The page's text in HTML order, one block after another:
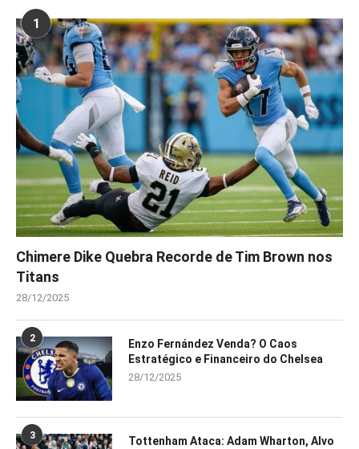
1
Chimere Dike Quebra Recorde de Tim Brown nos
Titans
28/12/2025
2
Enzo Fernández Venda? O Caos
Estratégico e Financeiro do Chelsea
28/12/2025
3
Tottenham Ataca: Adam Wharton, Alvo